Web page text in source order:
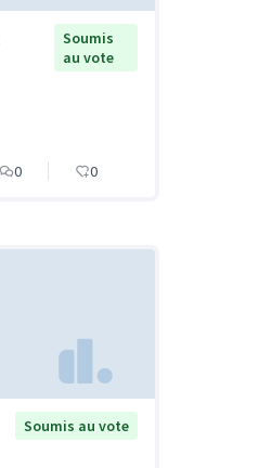
Soumis
au vote
0 0
Soumis au vote